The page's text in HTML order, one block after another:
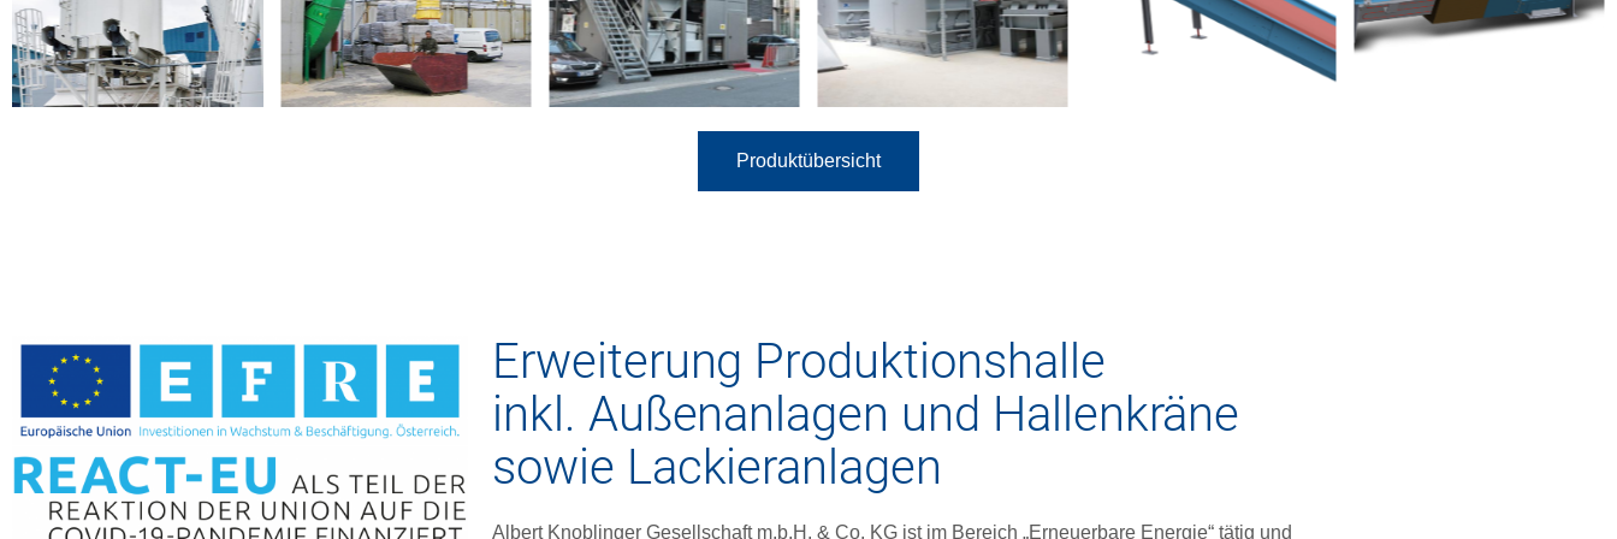
Produktübersicht
Erweiterung Produktionshalle
inkl. Außenanlagen und Hallenkräne
sowie Lackieranlagen
Albert Knoblinger Gesellschaft m.b.H. & Co. KG ist im Bereich „Erneuerbare Energie“ tätig und